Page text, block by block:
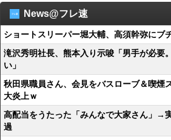
News@フレ速
ショートスリーパー堀大輔、高須幹弥にブ
滝沢秀明社長、熊本入り示唆「男手が必要
い」
秋田県職員さん、会見をバスローブ＆喫煙
大炎上ｗ
高配当をうたった「みんなで大家さん」→
過